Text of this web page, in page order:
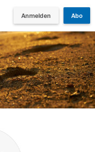
Anmelden Abo